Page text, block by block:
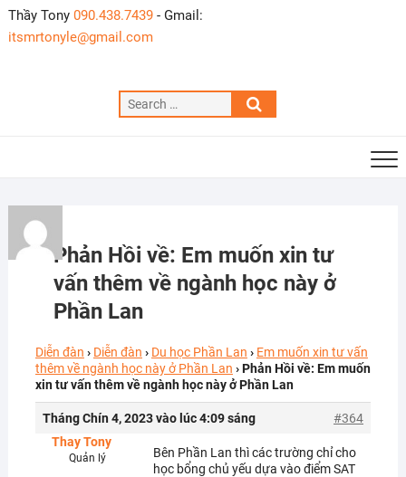
Skip
to
Thầy Tony 090.438.7439- Gmail:
itsmrtonyle@gmail.com
Search
…
Phản Hồi về: Em muốn xin tư
vấn thêm về ngành học này ở
Phần Lan
Diễn đàn › Diễn đàn › Du học Phần Lan › Em muốn xin tư vấn
thêm về ngành học này ở Phần Lan ›Phản Hồi về: Em muốn
xin tư vấn thêm về ngành học này ở Phần Lan
Tháng Chín 4, 2023 vào lúc 4:09 sáng
#364
Thay Tony
Quản lý
Bên Phần Lan thì các trường chỉ cho
học bổng chủ yếu dựa vào điểm SAT